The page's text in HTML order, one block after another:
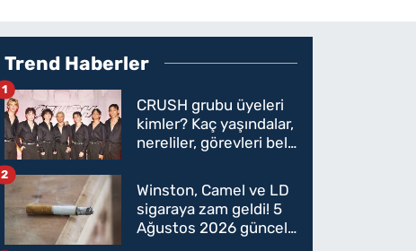
Trend Haberler
CRUSH grubu üyeleri
kimler? Kaç yaşındalar,
nereliler, görevleri belli
1
Winston, Camel ve LD
sigaraya zam geldi! 5
Ağustos 2026 güncel
2